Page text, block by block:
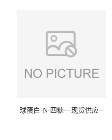
球蛋白-N-四糖---现货供应--